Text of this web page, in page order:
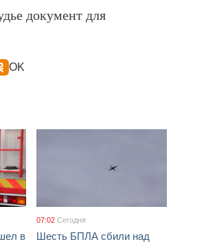
документ для
OK
в
07:02 Сегодня
Шесть БПЛА сбили над